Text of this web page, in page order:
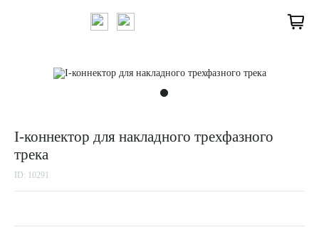
I-коннектор для накладного трехфазного
трека
ID: 10291